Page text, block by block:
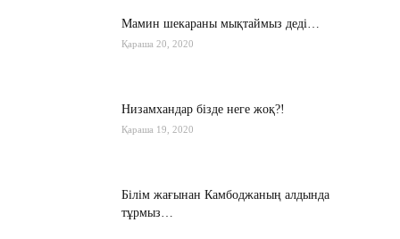
Мамин шекараны мықтаймыз деді…
Қараша 20, 2020
Низамхандар бізде неге жоқ?!
Қараша 19, 2020
Білім жағынан Камбоджаның алдында
тұрмыз…